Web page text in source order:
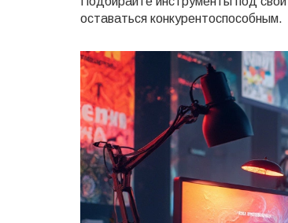
оставаться конкурентоспособным.